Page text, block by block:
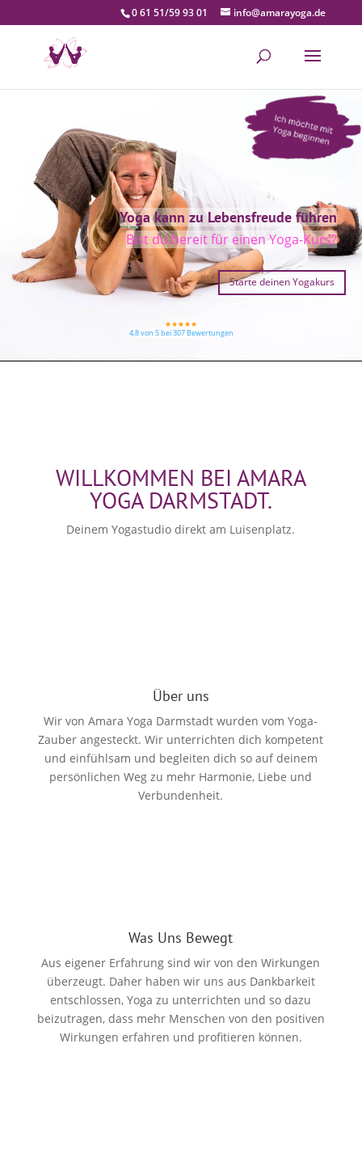
0 61 51/59 93 01 info@amarayoga.de
Yoga kann zu Lebensfreude führen
Bist du bereit für einen Yoga-Kurs?
Starte deinen Yogakurs
★★★★★
4,8 von 5 bei 307 Bewertungen
WILLKOMMEN BEI AMARA
YOGA DARMSTADT.
Deinem Yogastudio direkt am Luisenplatz.
Über uns
Wir von Amara Yoga Darmstadt wurden vom Yoga-
Zauber angesteckt. Wir unterrichten dich kompetent
und einfühlsam und begleiten dich so auf deinem
persönlichen Weg zu mehr Harmonie, Liebe und
Verbundenheit.
Was Uns Bewegt
Aus eigener Erfahrung sind wir von den Wirkungen
überzeugt. Daher haben wir uns aus Dankbarkeit
entschlossen, Yoga zu unterrichten und so dazu
beizutragen, dass mehr Menschen von den positiven
Wirkungen erfahren und profitieren können.